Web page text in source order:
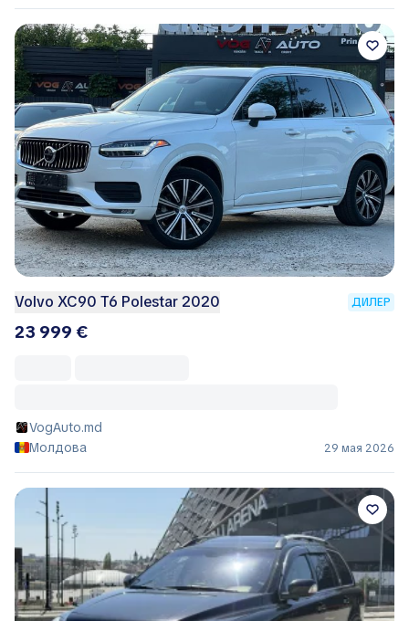
Volvo XC90 T6 Polestar 2020 ДИЛЕР
23 999 €
VogAuto.md
Молдова
29 мая 2026